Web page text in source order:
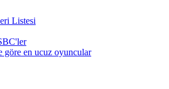
Listesi
göre en ucuz oyuncular